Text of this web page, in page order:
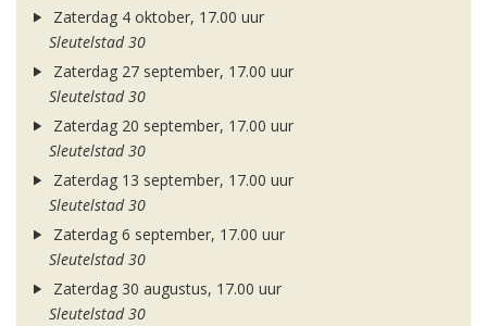
Zaterdag 4 oktober, 17.00 uur
Sleutelstad 30
Zaterdag 27 september, 17.00 uur
Sleutelstad 30
Zaterdag 20 september, 17.00 uur
Sleutelstad 30
Zaterdag 13 september, 17.00 uur
Sleutelstad 30
Zaterdag 6 september, 17.00 uur
Sleutelstad 30
Zaterdag 30 augustus, 17.00 uur
Sleutelstad 30